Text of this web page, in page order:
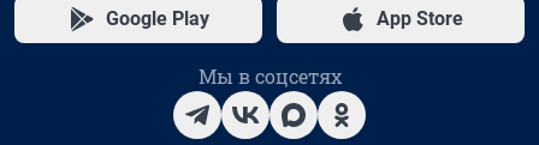
Google Play App Store
Мы в соцсетях